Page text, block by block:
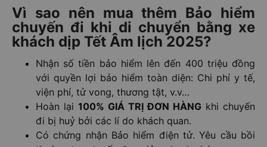
Vì sao nên mua thêm Bảo hiểm
chuyến đi khi di chuyển bằng xe
khách dịp Tết Âm lịch 2025?
Nhận số tiền bảo hiểm lên đến 400 triệu đồng
với quyền lợi bảo hiểm toàn diện: Chi phí y tế,
viện phí, tử vong, thương tật, v.v…
Hoàn lại 100% GIÁ TRỊ ĐƠN HÀNG khi chuyến
đi bị huỷ bởi các lí do khách quan.
Có chứng nhận Bảo hiểm điện tử. Yêu cầu bồi